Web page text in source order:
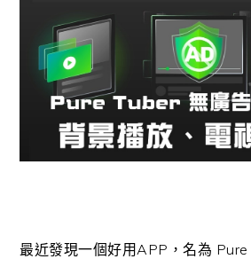
最近發現一個好用APP，名為